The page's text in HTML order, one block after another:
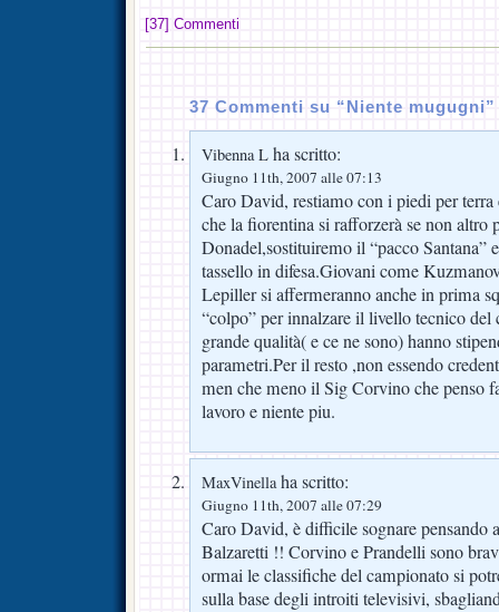
[37] Commenti
37 Commenti su “Niente mugugni”
Vibenna L ha scritto:
Giugno 11th, 2007 alle 07:13
Caro David, restiamo con i piedi per
che la fiorentina si rafforzerà se non altro
Donadel,sostituiremo il “pacco Santana”
tassello in difesa.Giovani come
Lepiller si affermeranno anche in prima
“colpo” per innalzare il livello tecnico
grande qualità( e ce ne sono) hanno
parametri.Per il resto ,non essendo
men che meno il Sig Corvino che penso
lavoro e niente piu.
MaxVinellaha scritto:
Giugno 11th, 2007 alle 07:29
Caro David, è difficile sognare pensando
Balzaretti !! Corvino e Prandelli sono
ormai le classifiche del campionato si
sulla base degli introiti televisivi,